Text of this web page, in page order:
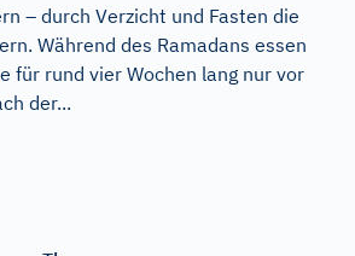
– durch Verzicht und Fasten die
Während des Ramadans essen
für rund vier Wochen lang nur vor
der...